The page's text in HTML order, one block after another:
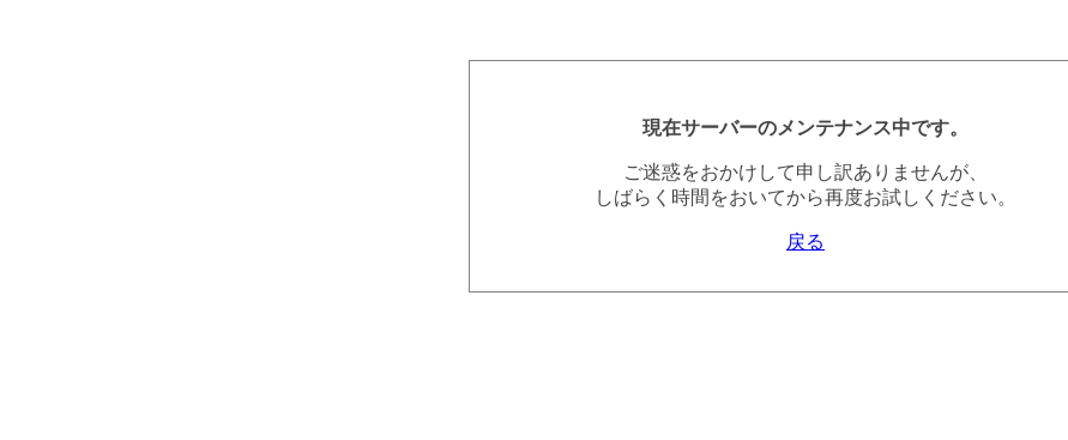
現在サーバーのメンテナンス中です。
ご迷惑をおかけして申し訳ありませんが、
しばらく時間をおいてから再度お試しください。
戻る